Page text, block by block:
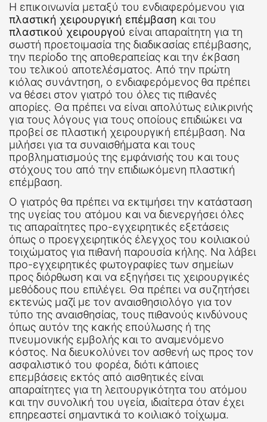
Η επικοινωνία μεταξύ του ενδιαφερόμενου για
πλαστική χειρουργική επέμβαση και του
πλαστικού χειρουργού είναι απαραίτητη για τη
σωστή προετοιμασία της διαδικασίας επέμβασης,
την περίοδο της αποθεραπείας και την έκβαση
του τελικού αποτελέσματος. Από την πρώτη
κιόλας συνάντηση, ο ενδιαφερόμενος θα πρέπει
να θέσει στον γιατρό του όλες τις πιθανές
απορίες. Θα πρέπει να είναι απολύτως ειλικρινής
για τους λόγους για τους οποίους επιδιώκει να
προβεί σε πλαστική χειρουργική επέμβαση. Να
μιλήσει για τα συναισθήματα και τους
προβληματισμούς της εμφάνισής του και τους
στόχους του από την επιδιωκόμενη πλαστική
επέμβαση.
Ο γιατρός θα πρέπει να εκτιμήσει την κατάσταση
της υγείας του ατόμου και να διενεργήσει όλες
τις απαραίτητες προ-εγχειρητικές εξετάσεις
όπως ο προεγχειρητικός έλεγχος του κοιλιακού
τοιχώματος για πιθανή παρουσία κήλης. Να λάβει
προ-εγχειρητικές φωτογραφίες των σημείων
προς διόρθωση και να εξηγήσει τις χειρουργικές
μεθόδους που επιλέγει. Θα πρέπει να συζητήσει
εκτενώς μαζί με τον αναισθησιολόγο για τον
τύπο της αναισθησίας, τους πιθανούς κινδύνους
όπως αυτόν της κακής επούλωσης ή της
πνευμονικής εμβολής και το αναμενόμενο
κόστος. Να διευκολύνει τον ασθενή ως προς τον
ασφαλιστικό του φορέα, διότι κάποιες
επεμβάσεις εκτός από αισθητικές είναι
απαραίτητες για τη λειτουργικότητα του ατόμου
και την συνολική του υγεία, ιδιαίτερα όταν έχει
επηρεαστεί σημαντικά το κοιλιακό τοίχωμα.